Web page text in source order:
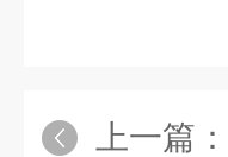
上一篇：